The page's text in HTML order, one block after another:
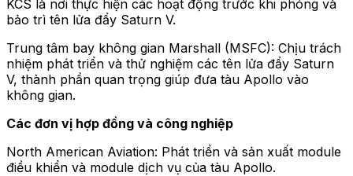
KCS là nơi thực hiện các hoạt động trước khi phóng và
bảo trì tên lửa đẩy Saturn V.
Trung tâm bay không gian Marshall (MSFC): Chịu trách
nhiệm phát triển và thử nghiệm các tên lửa đẩy Saturn
V, thành phần quan trọng giúp đưa tàu Apollo vào
không gian.
Các đơn vị hợp đồng và công nghiệp
North American Aviation: Phát triển và sản xuất module
điều khiển và module dịch vụ của tàu Apollo.